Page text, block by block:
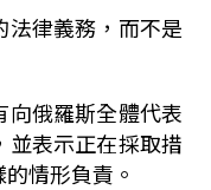
法律義務，而不是
向俄羅斯全體代表
並表示正在採取措
情形負責。